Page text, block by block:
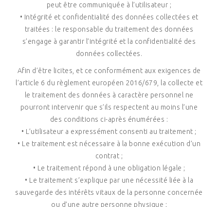
peut être communiquée à l’utilisateur ;
• Intégrité et confidentialité des données collectées et
traitées : le responsable du traitement des données
s’engage à garantir l’intégrité et la confidentialité des
données collectées.
Afin d’être licites, et ce conformément aux exigences de
l’article 6 du règlement européen 2016/679, la collecte et
le traitement des données à caractère personnel ne
pourront intervenir que s’ils respectent au moins l’une
des conditions ci-après énumérées :
• L’utilisateur a expressément consenti au traitement ;
• Le traitement est nécessaire à la bonne exécution d’un
contrat ;
• Le traitement répond à une obligation légale ;
• Le traitement s’explique par une nécessité liée à la
sauvegarde des intérêts vitaux de la personne concernée
ou d’une autre personne physique ;